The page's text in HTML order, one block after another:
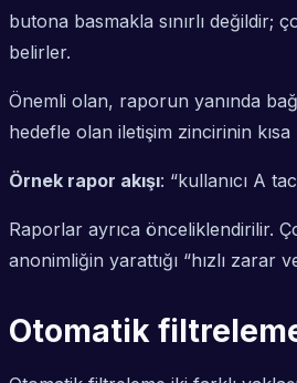
butona basmakla sınırlı değildir;
belirler.
Önemli olan, raporun yanında
hedefle olan iletişim zincirinin kısa
Örnek rapor akışı: “kullanıcı A
Raporlar ayrıca önceliklendirilir.
anonimliğin yarattığı “hızlı zarar
Otomatik